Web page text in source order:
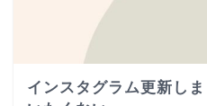
インスタグラム更新し